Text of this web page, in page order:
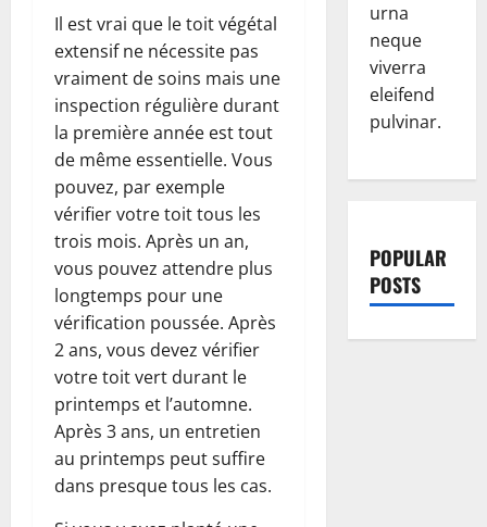
Il est vrai que le toit végétal
extensif ne nécessite pas
vraiment de soins mais une
inspection régulière durant
la première année est tout
de même essentielle. Vous
pouvez, par exemple
vérifier votre toit tous les
trois mois. Après un an,
vous pouvez attendre plus
longtemps pour une
vérification poussée. Après
2 ans, vous devez vérifier
votre toit vert durant le
printemps et l’automne.
Après 3 ans, un entretien
au printemps peut suffire
dans presque tous les cas.
urna
neque
viverra
eleifend
pulvinar.
POPULAR
POSTS